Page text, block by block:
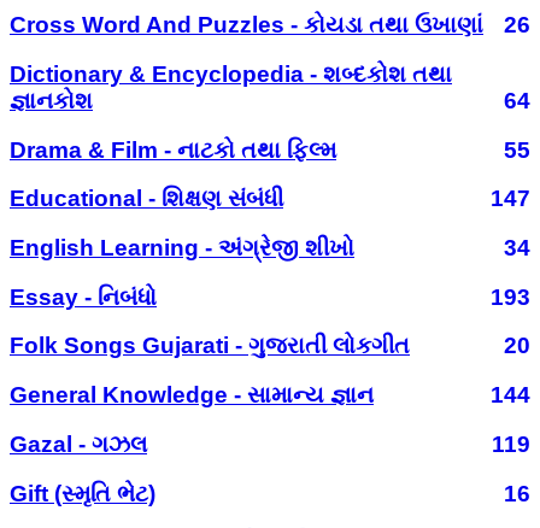
Cross Word And Puzzles - કોયડા તથા ઉખાણાં
26
Dictionary & Encyclopedia - શબ્દકોશ તથા
જ્ઞાનકોશ
64
Drama & Film - નાટકો તથા ફિલ્મ
55
Educational - શિક્ષણ સંબંધી
147
English Learning - અંગ્રેજી શીખો
34
Essay - નિબંધો
193
Folk Songs Gujarati - ગુજરાતી લોકગીત
20
General Knowledge - સામાન્ય જ્ઞાન
144
Gazal - ગઝલ
119
Gift (સ્મૃતિ ભેટ)
16